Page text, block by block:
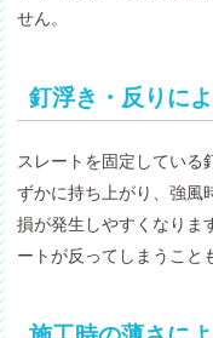
せん。
釘浮き・反りに
スレートを固定している
ずかに持ち上がり、強風
損が発生しやすくなりま
ートが反ってしまうこと